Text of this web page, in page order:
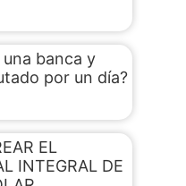
banca y
por un día?
EL
INTEGRAL DE